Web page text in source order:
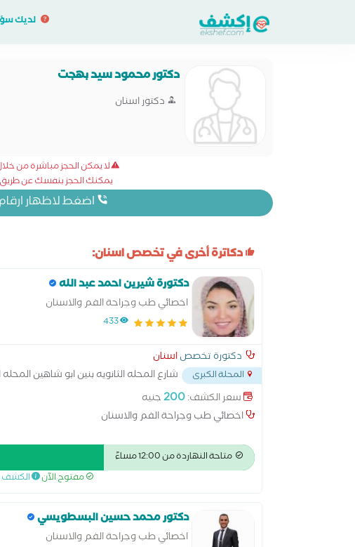
لديك
دكتور محمود سيد بهجت
دكتور اسنان
لا يمكن الحجز مباشرة من
يمكنك الحجز بنفسك عن طريق
اضغط لاظهار
دكاترة أخرى في تخصص اسنان:
دكتورة شيرين احمد عبد الله
اخصائي طب وجراحة الفم والاسنان
433
دكتورة تخصصاسنان
المحلة الكبرى شارع المحله الثانويه بنين ابو شاهين المحله
سعر الكشف:200جنيه
اخصائي طب وجراحة الفم والاسنان
متاحة النهاردة من 12:00 مساءً
مفتوح الآن الكشف
دكتور محمد حسين البسطويسي
اخصائي طب وجراحة الفم والاسنان